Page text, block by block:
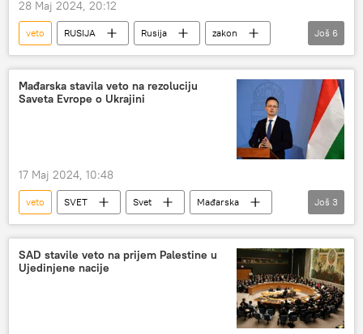
28 Maj 2024, 20:12
veto RUSIJA Rusija
zakon
parlament
Stejt department
Evropska unija (EU)
Salome Zurabišvili
protest
Gruzija
Još 6
Mađarska stavila veto na rezoluciju
Saveta Evrope o Ukrajini
17 Maj 2024, 10:48
veto SVET Svet
Mađarska
Savet Evrope
Ukrajina rezolucija
Još 3
SAD stavile veto na prijem Palestine u
Ujedinjene nacije